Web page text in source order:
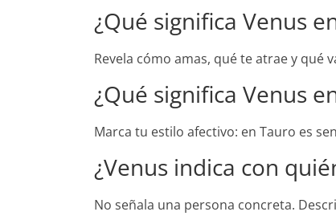
¿Qué significa Venus
Revela cómo amas, qué te atrae y qué
¿Qué significa Venus
Marca tu estilo afectivo: en Tauro es
¿Venus indica con
No señala una persona concreta.